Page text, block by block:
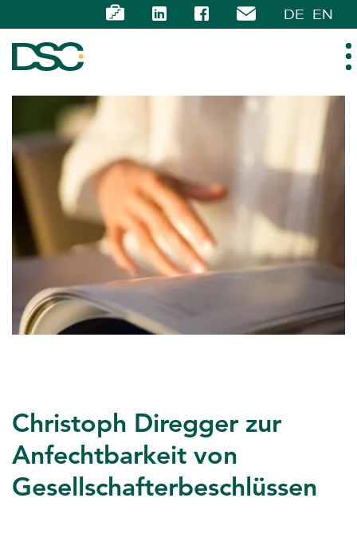
DE EN
ÜBER UNS
EXPERTISE
TEAM
NEWS
KARRIERE
Christoph Diregger zur
Anfechtbarkeit von
Gesellschafterbeschlüssen